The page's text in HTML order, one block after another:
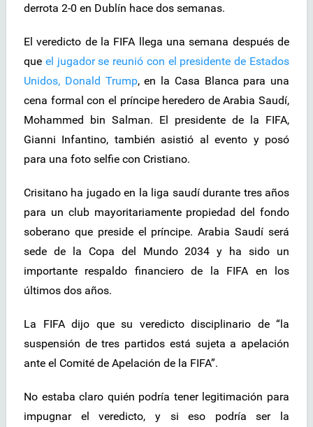
derrota 2-0 en Dublín hace dos semanas.
El veredicto de la FIFA llega una semana después de
que el jugador se reunió con el presidente de Estados
Unidos, Donald Trump, en la Casa Blanca para una
cena formal con el príncipe heredero de Arabia Saudí,
Mohammed bin Salman. El presidente de la FIFA,
Gianni Infantino, también asistió al evento y posó
para una foto selfie con Cristiano.
Crisitano ha jugado en la liga saudí durante tres años
para un club mayoritariamente propiedad del fondo
soberano que preside el príncipe. Arabia Saudí será
sede de la Copa del Mundo 2034 y ha sido un
importante respaldo financiero de la FIFA en los
últimos dos años.
La FIFA dijo que su veredicto disciplinario de “la
suspensión de tres partidos está sujeta a apelación
ante el Comité de Apelación de la FIFA”.
No estaba claro quién podría tener legitimación para
impugnar el veredicto, y si eso podría ser la